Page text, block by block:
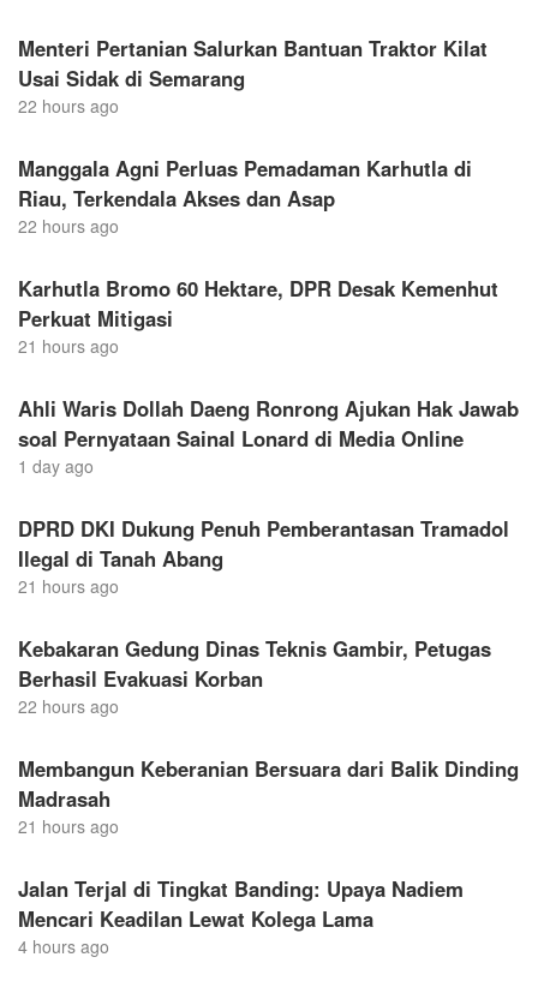
Menteri Pertanian Salurkan Bantuan Traktor Kilat
Usai Sidak di Semarang
22 hours ago
Manggala Agni Perluas Pemadaman Karhutla di
Riau, Terkendala Akses dan Asap
22 hours ago
Karhutla Bromo 60 Hektare, DPR Desak Kemenhut
Perkuat Mitigasi
21 hours ago
Ahli Waris Dollah Daeng Ronrong Ajukan Hak Jawab
soal Pernyataan Sainal Lonard di Media Online
1 day ago
DPRD DKI Dukung Penuh Pemberantasan Tramadol
Ilegal di Tanah Abang
21 hours ago
Kebakaran Gedung Dinas Teknis Gambir, Petugas
Berhasil Evakuasi Korban
22 hours ago
Membangun Keberanian Bersuara dari Balik Dinding
Madrasah
21 hours ago
Jalan Terjal di Tingkat Banding: Upaya Nadiem
Mencari Keadilan Lewat Kolega Lama
4 hours ago